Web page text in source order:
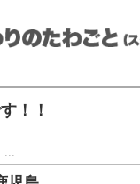
！！
...